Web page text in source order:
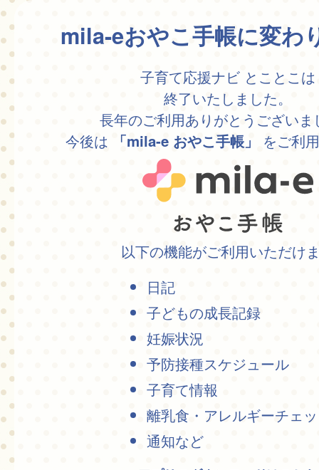
mila-eおやこ手帳に変わ
子育て応援ナビ とことこは
終了いたしました。
長年のご利用ありがとうございま
今後は
「mila-e おやこ手帳」 をご利
以下の機能がご利用いただけ
日記
子どもの成長記録
妊娠状況
予防接種スケジュール
子育て情報
離乳食・アレルギーチェ
通知など